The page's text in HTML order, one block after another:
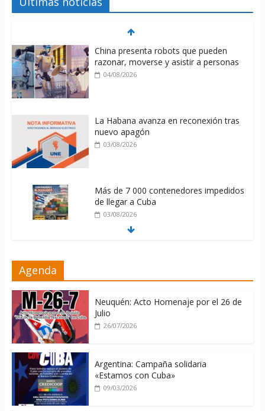
China presenta robots que pueden
razonar, moverse y asistir a personas
04/08/2026
La Habana avanza en reconexión tras
nuevo apagón
03/08/2026
Más de 7 000 contenedores impedidos
de llegar a Cuba
03/08/2026
04/08/2026
Agenda
Neuquén: Acto Homenaje por el 26 de
Julio
26/07/2026
Argentina: Campaña solidaria
«Estamos con Cuba»
09/03/2026